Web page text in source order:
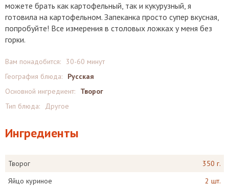
можете брать как картофельный, так и кукурузный, я
готовила на картофельном. Запеканка просто супер вкусная,
попробуйте! Все измерения в столовых ложках у меня без
горки.
Вам понадобится:
30-60 минут
География блюда:
Русская
Основной ингредиент:
Творог
Тип блюда:
Другое
Ингредиенты
Творог
350 г.
Яйцо куриное
2 шт.